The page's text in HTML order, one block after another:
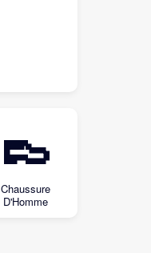
👞
Chaussure
D'Homme